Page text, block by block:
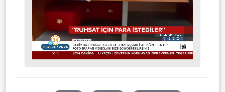
Mute Stream